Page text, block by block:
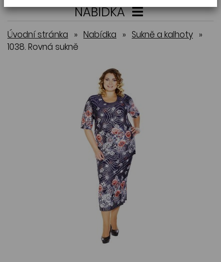
NABÍDKA
Úvodní stránka » Nabídka » Sukně a kalhoty »
1038. Rovná sukně